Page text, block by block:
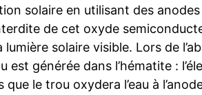
solaire en utilisant des
de cet oxyde
lumière solaire visible. Lors de
générée dans l’hématite :
le trou oxydera l’eau à